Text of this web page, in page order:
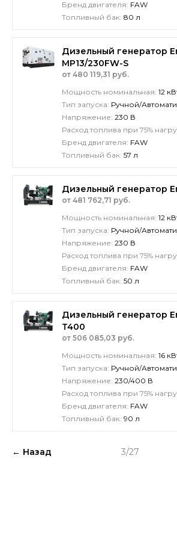
Бренд двигателя: FAW
Топливный бак: 80 л
Дизельный генератор
MP13/230FW-S
от 480 119,31 руб.
Мощность номинальная: 12
Тип запуска: Ручной/
Напряжение: 230 В
Расход топлива при 75%
Бренд двигателя: FAW
Топливный бак: 57 л
Дизельный генератор
от 481 762,71 руб.
Мощность номинальная: 12
Тип запуска: Ручной/
Напряжение: 230 В
Расход топлива при 75%
Бренд двигателя: FAW
Топливный бак: 50 л
Дизельный генератор
T400
от 506 085,03 руб.
Мощность номинальная: 16
Тип запуска: Ручной/
Напряжение: 230/400 В
Расход топлива при 75%
Бренд двигателя: FAW
Топливный бак: 90 л
← Назад 3/27